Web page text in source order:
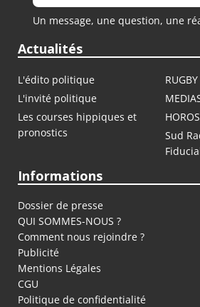
Un message, une question, une
Actualités
L'édito politique
RUGBY
L'invité politique
Les courses hippiques et
pronostics
Sud
Informations
Dossier de presse
QUI SOMMES-NOUS ?
Comment nous rejoindre ?
Publicité
Mentions Légales
CGU
Politique de confidentialité